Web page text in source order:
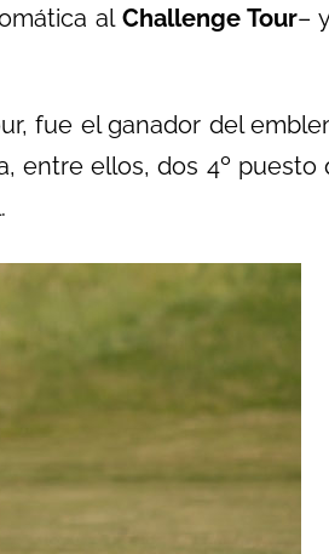
alChallenge Tour–
fue el ganador del
entre ellos, dos 4º puesto